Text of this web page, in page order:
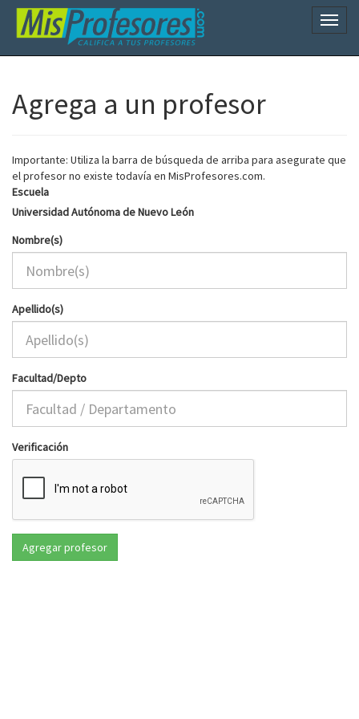
Agrega a un profesor
Importante: Utiliza la barra de búsqueda de arriba para asegurate que
el profesor no existe todavía en MisProfesores.com.
Escuela
Universidad Autónoma de Nuevo León
Nombre(s)
Apellido(s)
Facultad/Depto
Verificación